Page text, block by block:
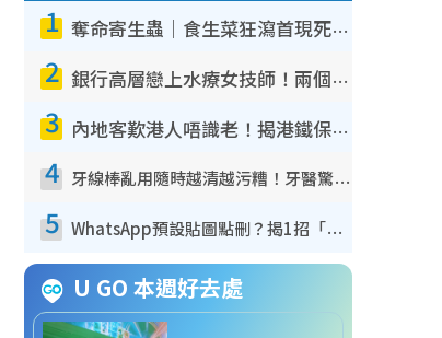
1 奪命寄生蟲｜食生菜狂瀉首現死者！疫潮惡化錄1.8萬宗病例 揭洗菜3大謬誤
2 銀行高層戀上水療女技師！兩個月借128萬驚覺「沉船」沉落火海 揭背後疑似邪教操控賣淫
3 內地客歎港人唔識老！揭港鐵保鮮級冷氣 港人求放過：咪投訴
4 牙線棒亂用隨時越清越污糟！牙醫驚揭盲目過戶細菌恐致蛀牙：呢種先係日常真保養
5 WhatsApp預設貼圖點刪？揭1招「反向操作」還原簡潔介面 附3步實測教學
U GO 本週好去處